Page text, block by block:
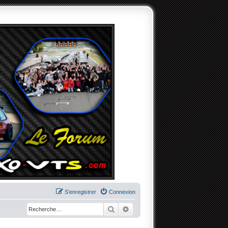
Connexion
S’enregistrer
RechercherRecherche avancée